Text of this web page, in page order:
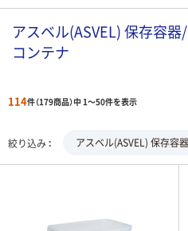
アスベル(ASVEL) 保存容
コンテナ
114件（179商品）中 1～50件を表示
絞り込み アスベル(ASVEL) 保存容